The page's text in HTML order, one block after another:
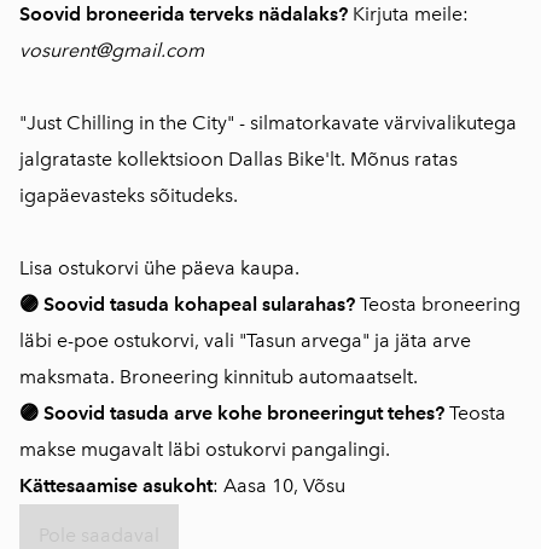
Soovid broneerida terveks nädalaks? Kirjuta meile:
vosurent@gmail.com
"Just Chilling in the City" - silmatorkavate värvivalikutega
jalgrataste kollektsioon Dallas Bike'lt. Mõnus ratas
igapäevasteks sõitudeks.
Lisa ostukorvi ühe päeva kaupa.
🟣 Soovid tasuda kohapeal sularahas? Teosta broneering
läbi e-poe ostukorvi, vali "Tasun arvega" ja jäta arve
maksmata. Broneering kinnitub automaatselt.
🟣 Soovid tasuda arve kohe broneeringut tehes? Teosta
makse mugavalt läbi ostukorvi pangalingi.
Kättesaamise asukoht: Aasa 10, Võsu